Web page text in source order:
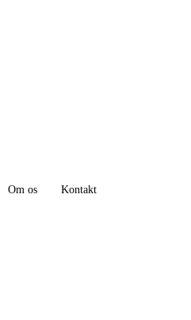
Om os Kontakt